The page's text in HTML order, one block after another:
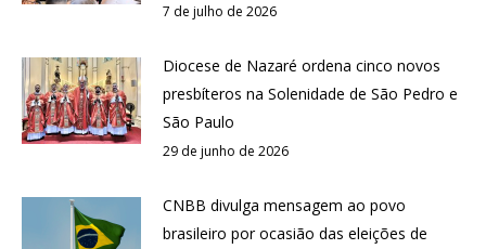
7 de julho de 2026
Diocese de Nazaré ordena cinco novos
presbíteros na Solenidade de São Pedro e
São Paulo
29 de junho de 2026
CNBB divulga mensagem ao povo
brasileiro por ocasião das eleições de